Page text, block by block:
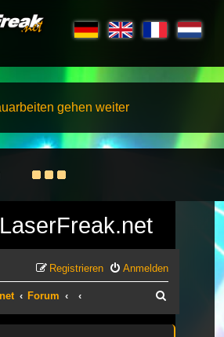
gehen weiter
Anmelden
Registrieren
Forum